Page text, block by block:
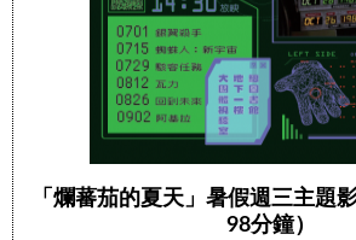
「爛蕃茄的夏天」暑假週三主題
98分鐘）